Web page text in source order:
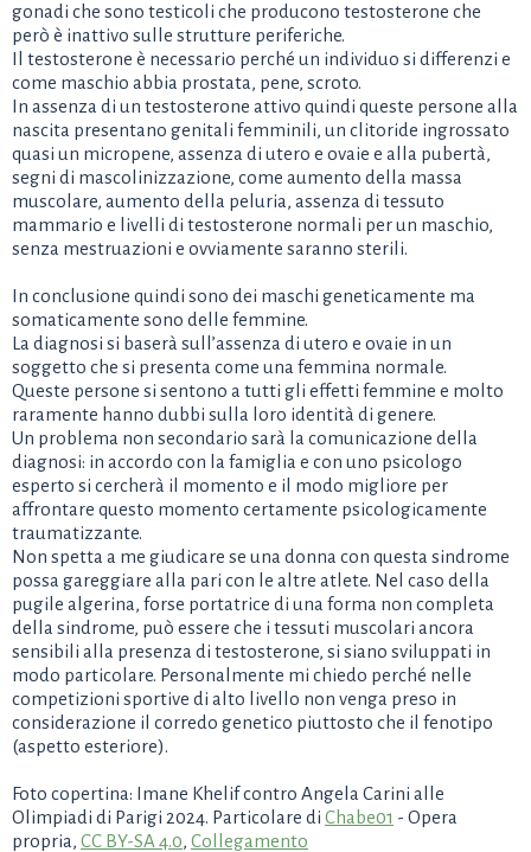
gonadi che sono testicoli che producono testosterone che
però è inattivo sulle strutture periferiche.
Il testosterone è necessario perché un individuo si differenzi e
come maschio abbia prostata, pene, scroto.
In assenza di un testosterone attivo quindi queste persone alla
nascita presentano genitali femminili, un clitoride ingrossato
quasi un micropene, assenza di utero e ovaie e alla pubertà,
segni di mascolinizzazione, come aumento della massa
muscolare, aumento della peluria, assenza di tessuto
mammario e livelli di testosterone normali per un maschio,
senza mestruazioni e ovviamente saranno sterili.
In conclusione quindi sono dei maschi geneticamente ma
somaticamente sono delle femmine.
La diagnosi si baserà sull’assenza di utero e ovaie in un
soggetto che si presenta come una femmina normale.
Queste persone si sentono a tutti gli effetti femmine e molto
raramente hanno dubbi sulla loro identità di genere.
Un problema non secondario sarà la comunicazione della
diagnosi: in accordo con la famiglia e con uno psicologo
esperto si cercherà il momento e il modo migliore per
affrontare questo momento certamente psicologicamente
traumatizzante.
Non spetta a me giudicare se una donna con questa sindrome
possa gareggiare alla pari con le altre atlete. Nel caso della
pugile algerina, forse portatrice di una forma non completa
della sindrome, può essere che i tessuti muscolari ancora
sensibili alla presenza di testosterone, si siano sviluppati in
modo particolare. Personalmente mi chiedo perché nelle
competizioni sportive di alto livello non venga preso in
considerazione il corredo genetico piuttosto che il fenotipo
(aspetto esteriore).
Foto copertina: Imane Khelif contro Angela Carini alle
Olimpiadi di Parigi 2024. Particolare di Chabe01 - Opera
propria, CC BY-SA 4.0, Collegamento